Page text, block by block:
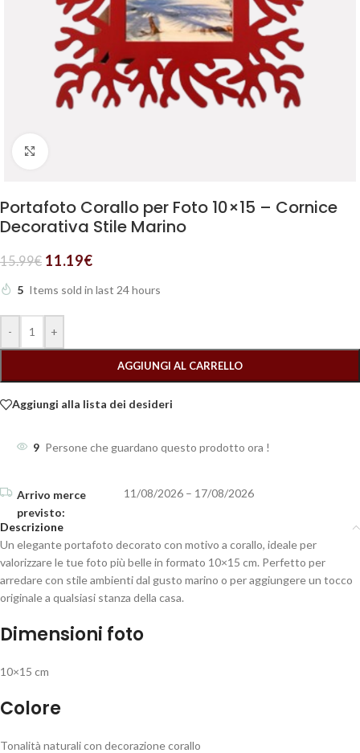
Portafoto Corallo per Foto 10×15 – Cornice
Decorativa Stile Marino
15.99€ 11.19€
5 Items sold in last 24 hours
- +
AGGIUNGI AL CARRELLO
Aggiungi alla lista dei desideri
9 Persone che guardano questo prodotto ora !
11/08/2026 – 17/08/2026
Descrizione
Un elegante portafoto decorato con motivo a corallo, ideale per
valorizzare le tue foto più belle in formato 10×15 cm. Perfetto per
arredare con stile ambienti dal gusto marino o per aggiungere un tocco
originale a qualsiasi stanza della casa.
Dimensioni foto
10×15 cm
Colore
Tonalità naturali con decorazione corallo